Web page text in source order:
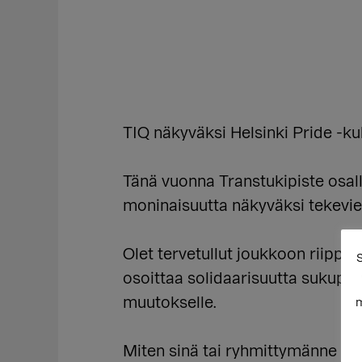
TIQ näkyväksi Helsinki Pride -
Tänä vuonna Transtukipiste
moninaisuutta näkyväksi
Olet tervetullut joukkoon
osoittaa solidaarisuutta
muutokselle.
Miten sinä tai ryhmittymänne